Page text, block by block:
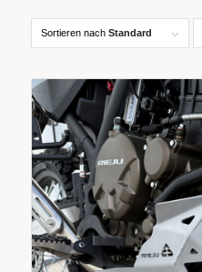
Sortieren nach Standard